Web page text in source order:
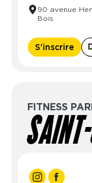
Jeudi
90 avenue
Bois
S'inscrire
FITNESS